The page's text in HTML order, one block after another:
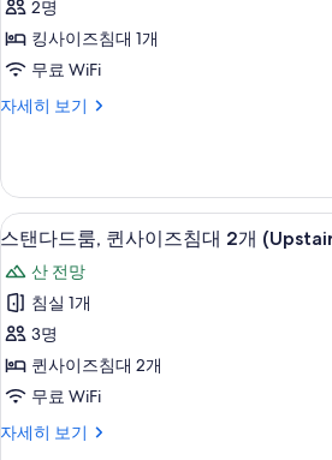
진
모
두
보
개
자
세
히
보
킹
사
즈
대
개
(Upstairs)
사
진
모
두
보
2명
킹사이즈침대 1개
무료 WiFi
자세히 보기
디
킹
사
이
침
대
개
(Upstairs)
자
세
히
스
탠
다
드
룸,
퀸
이
고급 침
3
스탠다드룸, 퀸사이즈침대 2개
산 전망
침실 1개
3명
퀸사이즈침대 2개
무료 WiFi
자세히 보기
스